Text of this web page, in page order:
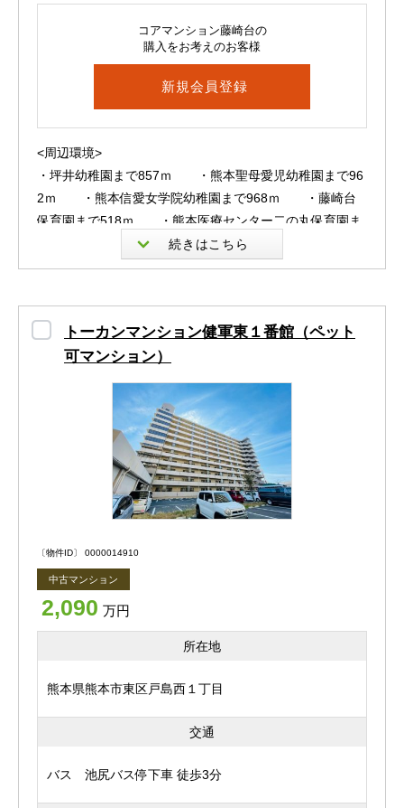
イオンタウン西熊本、ホームセンター、家電量販店などが
衣・食・住すべてが身近で完結する便利な立地です。
JR・バスの利用もしやすく、通勤・通学やお出かけもラ
クラク＼(^o^)／
南区の好立地マンションで、
眺望と利便性を兼ね備えた理想の新生活を始めませんか？
まずはお気軽にお問い合わせくださいませ(#^.^#)♡
詳しくはお問い合わせください。）
※現在居住中ですので内覧ご希望の際は日程調整が必要な
可能性がございます。
物件は最新の情報を記載するよう心がけておりますが、
でに成約、商談が入ってしまっている場合があります。
気になる物件がございましたら、お早めにお問合せくださ
※掲載内容と現況に相違がある場合は、現況優先とさせて
コアマンション藤崎台の
購入をお考えのお客様
新規会員登録
<周辺環境>
・坪井幼稚園まで857ｍ ・熊本聖母愛児幼稚園まで96
2ｍ ・熊本信愛女学院幼稚園まで968ｍ ・藤崎台
保育園まで518ｍ ・熊本医療センター二の丸保育園ま
で775ｍ ・つくし保育園まで780ｍ ・ひまわりば
たけまで978ｍ ・熊本市立城東小学校まで1200ｍ
中学校まで1200ｍ ・熊本市立京陵中学校まで1000
ｍ ・国立熊本大学教育学部附属中学校まで920ｍ
・私立熊本中央高校まで809ｍ ・熊本看護専門学校
ｍ ・専修学校熊本YMCA学院中央校舎まで738ｍ
・二の丸公園まで561ｍ ・熊本城公園まで638ｍ
・城の湯整骨院まで145ｍ ・イエズスの聖心病院ま
で184ｍ ・上熊本内科まで205ｍ ・林田歯科医院
まで274ｍ ・たなか益田クリニックまで285ｍ ・
外間整形外科医院まで352ｍ ・なでしこガーデン上熊
・中山歯科医院まで415ｍ ・中根歯科医院まで441
ｍ ・セブンイレブン 上熊本2丁目店まで183ｍ ・
ファミリーマート 熊本段山本町店まで448ｍ ・セブン
ート 上熊本2丁目店まで521ｍ ・ローソン 上熊本一丁
7ｍ ・セブンイレブン 熊本新町3丁目店まで777ｍ
・ファミリーマート 熊本古城町店まで839ｍ ・セブ
ンイレブン 熊本京町店まで894ｍ ・ローソン 熊本新
で405ｍ ・マックスバリュ 内坪井店まで679ｍ ・
トーカンマンション健軍東１番館（ペット
可マンション）
〔物件ID〕 0000014910
中古マンション
2,090 万円
所在地
熊本県熊本市東区戸島西１丁目
交通
バス 池尻バス停下車 徒歩3分